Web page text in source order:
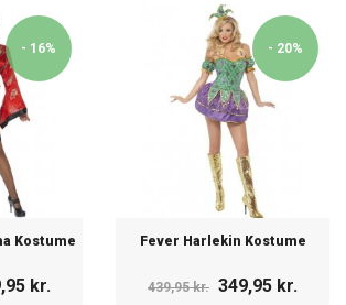
- 16%
Kostume
kr.
- 20%
Fever Harlekin Kostume
439,95 kr. 349,95 kr.